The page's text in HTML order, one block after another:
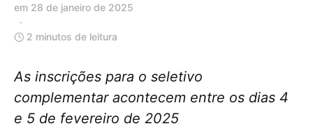
em 28 de janeiro de 2025
2 minutos de leitura
As inscrições para o seletivo
complementar acontecem entre os dias 4
e 5 de fevereiro de 2025